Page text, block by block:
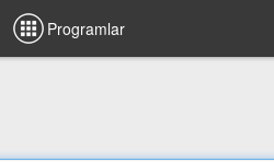
Programlar